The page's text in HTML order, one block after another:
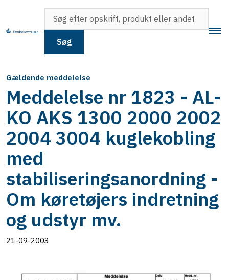
Søg
Gældende meddelelse
Meddelelse nr 1823 - AL-
KO AKS 1300 2000 2002
2004 3004 kuglekobling
med
stabiliseringsanordning -
Om køretøjers indretning
og udstyr mv.
21-09-2003